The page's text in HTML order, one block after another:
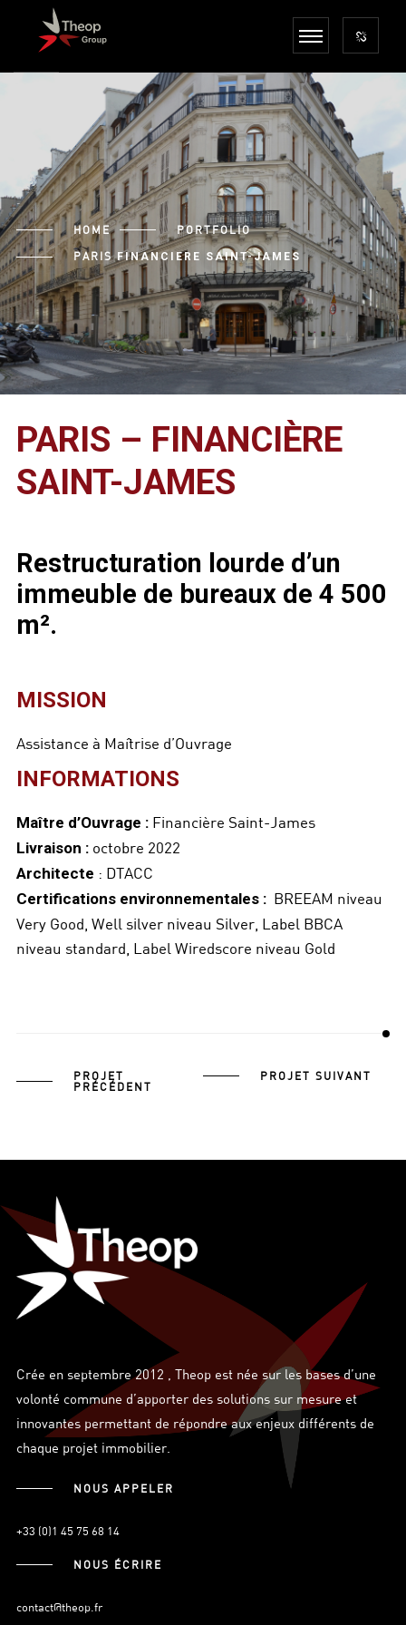
HOME PORTFOLIO
PARISFINANCIERE SAINT-JAMES
PARIS – FINANCIÈRE
SAINT-JAMES
Restructuration lourde d’un
immeuble de bureaux de 4 500
m².
MISSION
Assistance à Maîtrise d’Ouvrage
INFORMATIONS
Maître d’Ouvrage :Financière Saint-James
Livraison : octobre 2022
Architecte : DTACC
Certifications environnementales :BREEAM niveau
Very Good, Well silver niveau Silver, Label BBCA
niveau standard, Label Wiredscore niveau Gold
PROJET
PRÉCÉDENT
PROJET SUIVANT
Crée en septembre 2012 , Theop est née sur les bases d’une
volonté commune d’apporter des solutions sur mesure et
innovantes permettant de répondre aux enjeux différents de
chaque projet immobilier.
NOUS APPELER
+33 (0)1 45 75 68 14
NOUS ÉCRIRE
contact@theop.fr